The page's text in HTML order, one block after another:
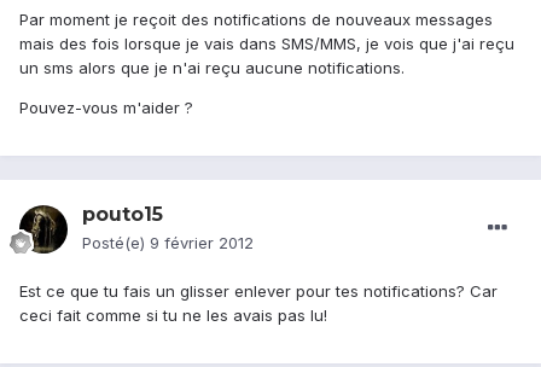
Par moment je reçoit des notifications de nouveaux messages
mais des fois lorsque je vais dans SMS/MMS, je vois que j'ai reçu
un sms alors que je n'ai reçu aucune notifications.
Pouvez-vous m'aider ?
pouto15
Posté(e) 9 février 2012
Est ce que tu fais un glisser enlever pour tes notifications? Car
ceci fait comme si tu ne les avais pas lu!